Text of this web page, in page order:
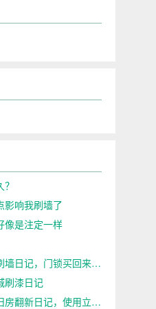
影响我刷墙了
像是注定一样
，门锁买回来了，不合适
刷漆日记
新日记，使用立邦漆